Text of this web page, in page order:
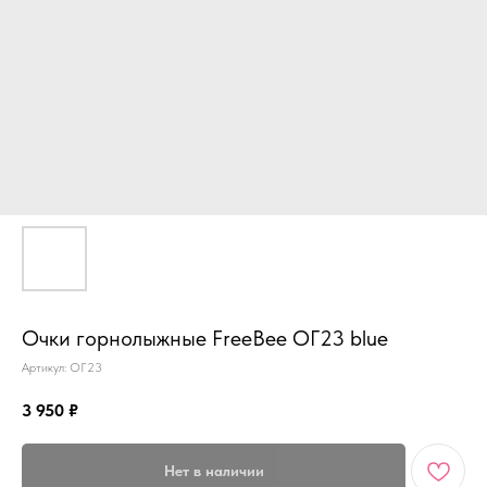
Очки горнолыжные FreeBee ОГ23 blue
Артикул: ОГ23
3 950 ₽
Нет в наличии